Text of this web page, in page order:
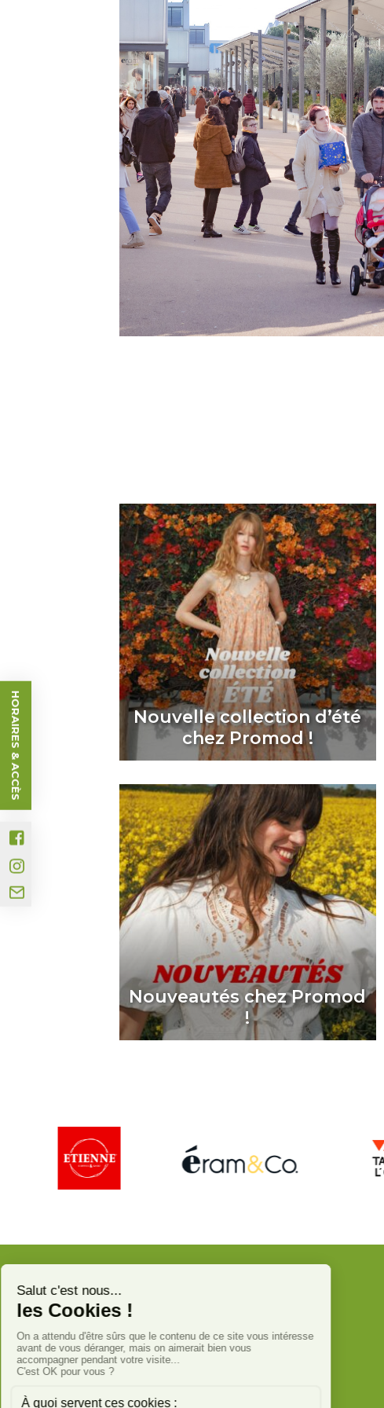
Nouvelle collection d’été
chez Promod !
Nouveautés chez Promod
!
HORAIRES & ACCÈS